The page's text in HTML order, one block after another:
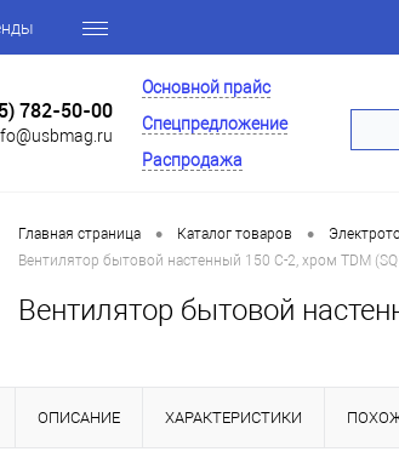
782-50-00
Основной прайс
Спецпредложение
Распродажа
Главная страница • Каталог товаров •
Вентилятор бытовой настенный 150 С-2, хром TDM
Вентилятор бытовой
ОПИСАНИЕ ХАРАКТЕРИСТИКИ